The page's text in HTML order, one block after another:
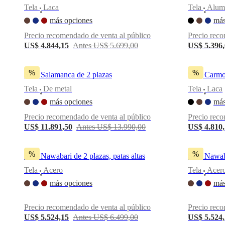
Acerca
BoConceptValoresResponsabilidad
corporativaLa
prensaArtesanía
calidadConoce
nuestros
diseñadores PersonalizaciónCarreraStandards
accesibilidadHazte
franquiciado Professionals
Program
Projects
Articles
Tela
•
Laca
más opciones
Precio recomendado de venta al público
US$ 4.844,15 Antes US$ 5.699,00
Tela
•
Precio
US$
%
Sofá Salamanca de 2 plazas
Tela
•
De metal
más opciones
Precio recomendado de venta al público
US$ 11.891,50 Antes US$ 13.990,00
%
Sofá
Tela
•
Laca
Precio
US$
%
Sofá Nawabari de 2 plazas, patas altas
Tela
•
Acero
más opciones
Precio recomendado de venta al público
US$ 5.524,15 Antes US$ 6.499,00
%
Sofá
Tela
•
Precio
US$